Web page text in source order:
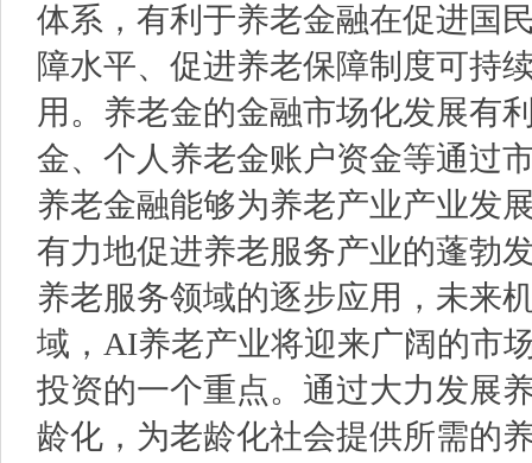
体系，有利于养老金融在促进国
障水平、促进养老保障制度可持
用。养老金的金融市场化发展有
金、个人养老金账户资金等通过
养老金融能够为养老产业产业发
有力地促进养老服务产业的蓬勃
养老服务领域的逐步应用，未来
域，AI养老产业将迎来广阔的市
投资的一个重点。通过大力发展
龄化，为老龄化社会提供所需的